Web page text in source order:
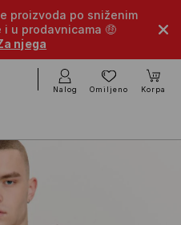
proizvoda po sniženim
u prodavnicama 🤑
njega
Nalog Omiljeno Korpa